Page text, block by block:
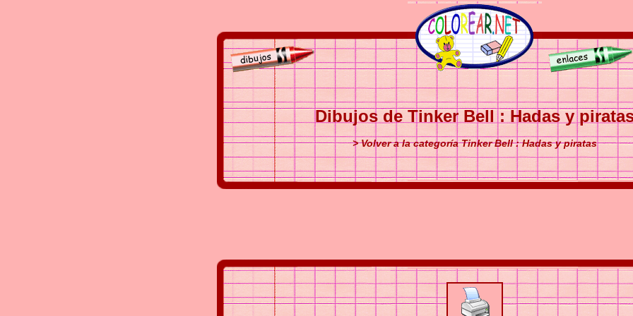
Dibujos de Tinker Bell : Hadas y
> Volver a la categoría Tinker Bell : Hadas y piratas